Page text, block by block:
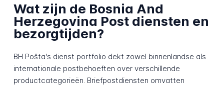
Wat zijn de Bosnia And
Herzegovina Post diensten en
bezorgtijden?
BH Pošta's dienst portfolio dekt zowel binnenlandse als
internationale postbehoeften over verschillende
productcategorieën. Briefpostdiensten omvatten